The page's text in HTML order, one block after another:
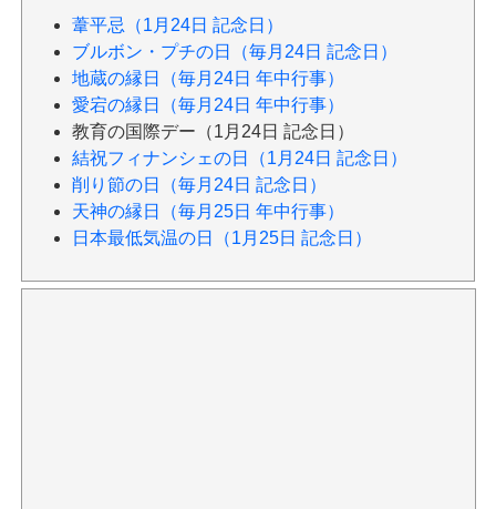
葦平忌（1月24日 記念日）
ブルボン・プチの日（毎月24日 記念日）
地蔵の縁日（毎月24日 年中行事）
愛宕の縁日（毎月24日 年中行事）
教育の国際デー（1月24日 記念日）
結祝フィナンシェの日（1月24日 記念日）
削り節の日（毎月24日 記念日）
天神の縁日（毎月25日 年中行事）
日本最低気温の日（1月25日 記念日）